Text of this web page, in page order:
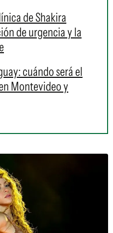
de Shakira
de urgencia y la
cuándo será el
Montevideo y